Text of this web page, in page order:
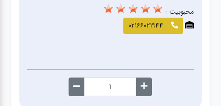
صافکاری
و نقاشی
کارواش
محبوبیت :
02166021944